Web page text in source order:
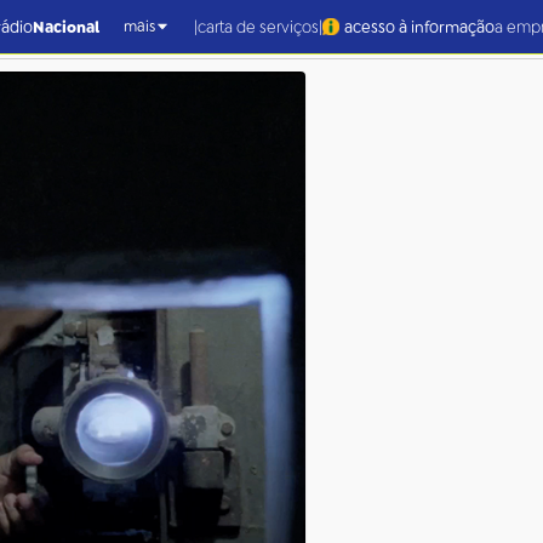
Nacional mais |carta de serviços| acesso à informaçãoa
Crédito Divulgação TV